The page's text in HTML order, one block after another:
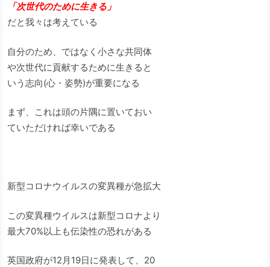
「次世代のために生きる」
だと我々は考えている
自分のため、ではなく小さな共同体
や次世代に貢献するために生きると
いう志向(心・姿勢)が重要になる
まず、これは頭の片隅に置いておい
ていただければ幸いである
新型コロナウイルスの変異種が急拡大
この変異種ウイルスは新型コロナより
最大70%以上も伝染性の恐れがある
英国政府が12月19日に発表して、20